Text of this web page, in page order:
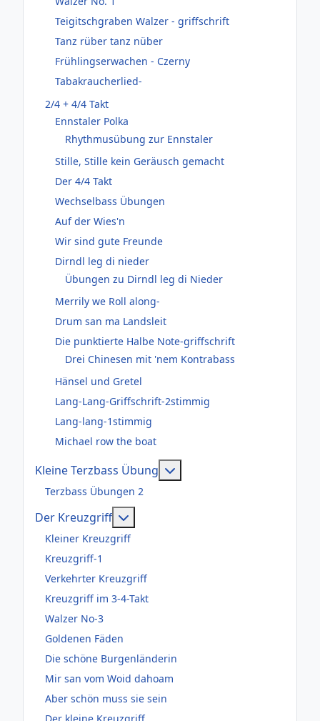
Teigitschgraben Walzer - griffschrift
Tanz rüber tanz nüber
Frühlingserwachen - Czerny
Tabakraucherlied-
2/4 + 4/4 Takt
Ennstaler Polka
Rhythmusübung zur Ennstaler
Stille, Stille kein Geräusch gemacht
Der 4/4 Takt
Wechselbass Übungen
Auf der Wies'n
Wir sind gute Freunde
Dirndl leg di nieder
Übungen zu Dirndl leg di Nieder
Merrily we Roll along-
Drum san ma Landsleit
Die punktierte Halbe Note-griffschrift
Drei Chinesen mit 'nem Kontrabass
Hänsel und Gretel
Lang-Lang-Griffschrift-2stimmig
Lang-lang-1stimmig
Michael row the boat
Kleine Terzbass Übung
Terzbass Übungen 2
Der Kreuzgriff
Kleiner Kreuzgriff
Kreuzgriff-1
Verkehrter Kreuzgriff
Kreuzgriff im 3-4-Takt
Walzer No-3
Goldenen Fäden
Die schöne Burgenländerin
Mir san vom Woid dahoam
Aber schön muss sie sein
Der kleine Kreuzgriff